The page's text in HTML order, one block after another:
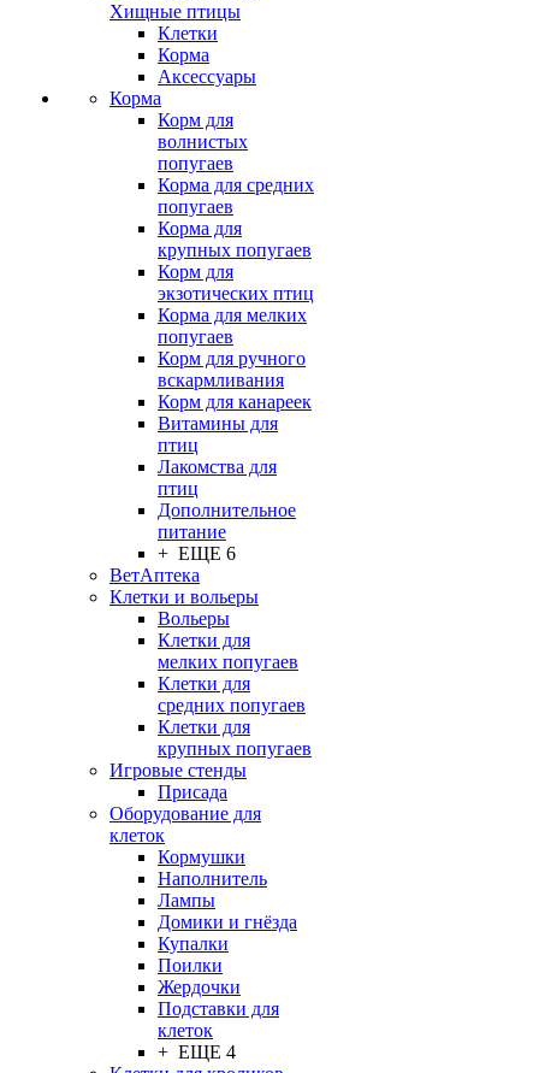
Хищные птицы
Клетки
Корма
Аксессуары
Корма
Корм для
волнистых
попугаев
Корма для средних
попугаев
Корма для
крупных попугаев
Корм для
экзотических птиц
Корма для мелких
попугаев
Корм для ручного
вскармливания
Корм для канареек
Витамины для
птиц
Лакомства для
птиц
Дополнительное
питание
+ ЕЩЕ 6
ВетАптека
Клетки и вольеры
Вольеры
Клетки для
мелких попугаев
Клетки для
средних попугаев
Клетки для
крупных попугаев
Игровые стенды
Присада
Оборудование для
клеток
Кормушки
Наполнитель
Лампы
Домики и гнёзда
Купалки
Поилки
Жердочки
Подставки для
клеток
+ ЕЩЕ 4